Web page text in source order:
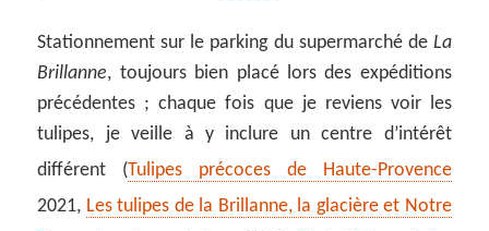
Stationnement sur le parking du supermarché de La
Brillanne, toujours bien placé lors des expéditions
précédentes ; chaque fois que je reviens voir les
tulipes, je veille à y inclure un centre d’intérêt
différent (Tulipes précoces de Haute-Provence
2021, Les tulipes de la Brillanne, la glacière et Notre